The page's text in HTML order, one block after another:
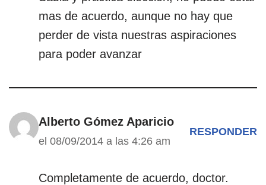
mas de acuerdo, aunque no hay que
perder de vista nuestras aspiraciones
para poder avanzar
Alberto Gómez Aparicio
el 08/09/2014 a las 4:26 am
RESPONDER
Completamente de acuerdo, doctor.